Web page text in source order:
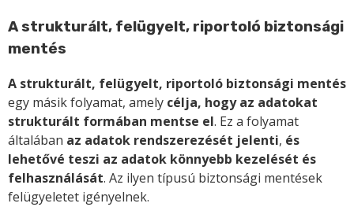
A strukturált, felügyelt, riportoló biztonsági
mentés
A strukturált, felügyelt, riportoló biztonsági mentés
egy másik folyamat, amely célja, hogy az adatokat
strukturált formában mentse el. Ez a folyamat
általában az adatok rendszerezését jelenti, és
lehetővé teszi az adatok könnyebb kezelését és
felhasználását. Az ilyen típusú biztonsági mentések
felügyeletet igényelnek.